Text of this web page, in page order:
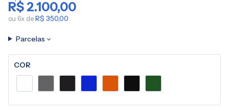
imagens
R$ 2.100,00
ou 6x deR$ 350,00
Parcelas
COR